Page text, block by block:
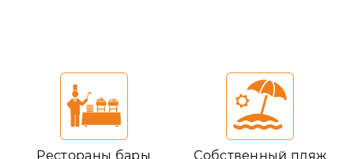
Рестораны бары Собственный пляж